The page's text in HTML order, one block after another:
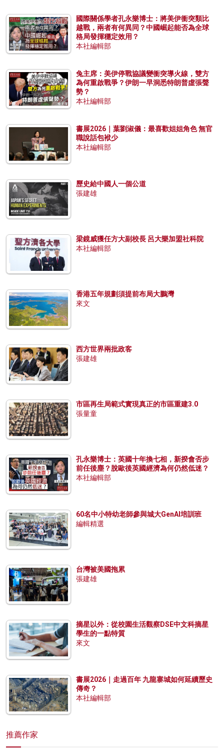
國際關係學者孔永樂博士：將美伊衝突類比
越戰，兩者有何異同？中國崛起能否為全球
格局發揮穩定效用？
本社編輯部
兔主席：美伊停戰協議變衝突導火線，雙方
為何重啟戰爭？伊朗一早洞悉特朗普虛張聲
勢？
本社編輯部
書展2026｜葉劉淑儀：最喜歡姐姐角色 無官
職說話包袱少
本社編輯部
歷史給中國人一個公道
張建雄
梁鏡威獲任方大副校長 呂大樂加盟社科院
本社編輯部
香港五年規劃須提前布局大鵬灣
來文
西方世界兩批政客
張建雄
市區再生局範式實現真正的市區重建3.0
張量童
孔永樂博士：英國十年換七相，新揆會否步
前任後塵？脫歐後英國經濟為何仍然低迷？
本社編輯部
60名中小特幼老師參與城大GenAI培訓班
編輯精選
台灣被美國拖累
張建雄
摘星以外：從校園生活觀察DSE中文科摘星
學生的一點特質
來文
書展2026｜走過百年 九龍寨城如何延續歷史
傳奇？
本社編輯部
推薦作家